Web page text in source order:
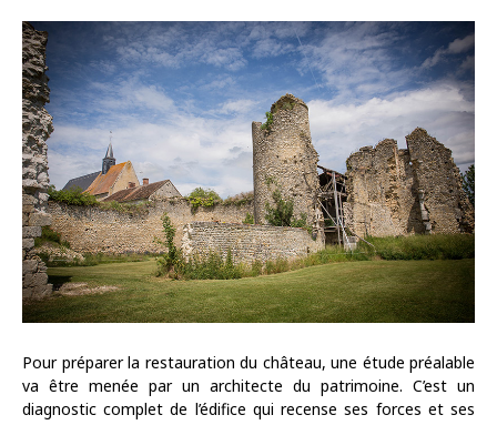
Pour préparer la restauration du château, une étude préalable
va être menée par un architecte du patrimoine. C’est un
diagnostic complet de l’édifice qui recense ses forces et ses